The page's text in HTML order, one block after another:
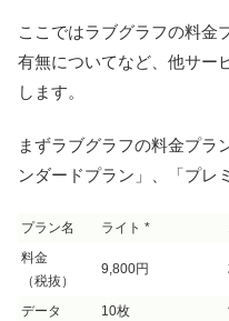
ここではラブグラフの料金
有無についてなど、他サー
します。
まずラブグラフの料金プラ
ンダードプラン」、「プレ
プラン名 ライト *
料金
（税抜）
9,800円
データ
10枚